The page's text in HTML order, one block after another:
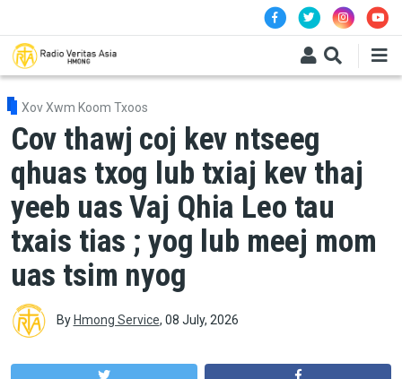
Xov Xwm Koom Txoos
Cov thawj coj kev ntseeg
qhuas txog lub txiaj kev thaj
yeeb uas Vaj Qhia Leo tau
txais tias ; yog lub meej mom
uas tsim nyog
By Hmong Service, 08 July, 2026